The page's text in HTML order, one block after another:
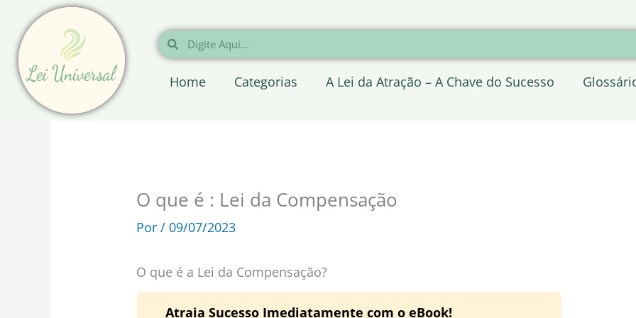
para
conteúdo
Pesquisar
Pesquisar
Home Categorias A Lei da Atração – A Chave do Sucesso
O que é : Lei da Compensação
Por/ 09/07/2023
O que é a Lei da Compensação?
Atraia Sucesso Imediatamente com o eBook!